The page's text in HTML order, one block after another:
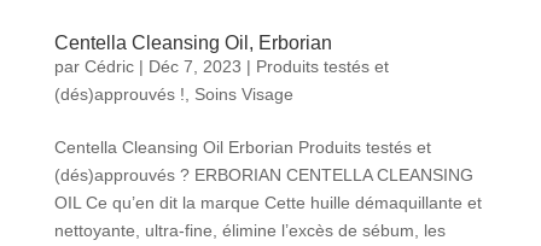
Centella Cleansing Oil, Erborian
par Cédric| Déc 7, 2023 | Produits testés et
(dés)approuvés !
Soins Visage
Centella Cleansing Oil Erborian Produits testés et
(dés)approuvés ? ERBORIAN CENTELLA CLEANSING
OIL Ce qu’en dit la marque Cette huille démaquillante et
nettoyante, ultra-fine, élimine l’excès de sébum, les